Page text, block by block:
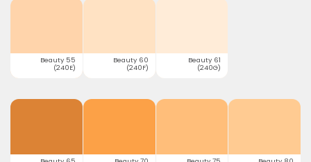
Beauty 55
(240E)
Beauty 60
(240F)
Beauty 61
(240G)